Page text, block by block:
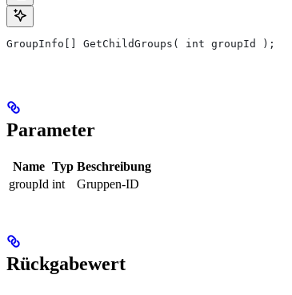
GroupInfo[] GetChildGroups( int groupId );
Parameter
Name Typ Beschreibung
groupId int Gruppen-ID
Rückgabewert